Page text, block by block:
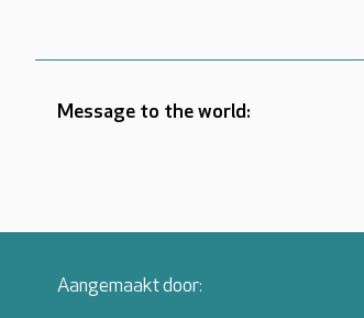
Message to the world:
Aangemaakt door: